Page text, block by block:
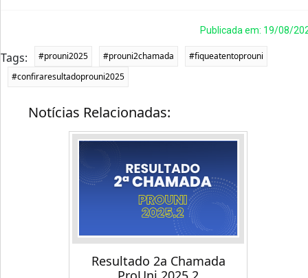
Publicada em: 19/08/
Tags: #prouni2025 #prouni2chamada
#fiqueatentoprouni
#confiraresultadoprouni2025
Notícias Relacionadas:
Resultado 2a Chamada